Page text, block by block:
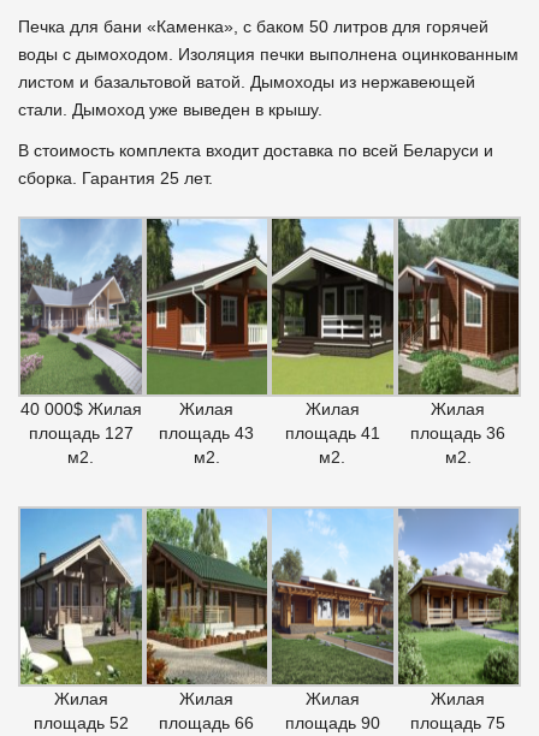
Печка для бани «Каменка», с баком 50 литров для горячей
воды с дымоходом. Изоляция печки выполнена оцинкованным
листом и базальтовой ватой. Дымоходы из нержавеющей
стали. Дымоход уже выведен в крышу.
В стоимость комплекта входит доставка по всей Беларуси и
сборка. Гарантия 25 лет.
40 000$ Жилая
площадь 127
м2.
Жилая
площадь 43
м2.
Жилая
площадь 41
м2.
Жилая
площадь 36
м2.
Жилая
площадь 52
Жилая
площадь 66
Жилая
площадь 90
Жилая
площадь 75